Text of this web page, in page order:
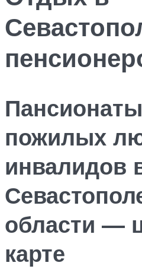
пожилых
инвалидов
области —
карте